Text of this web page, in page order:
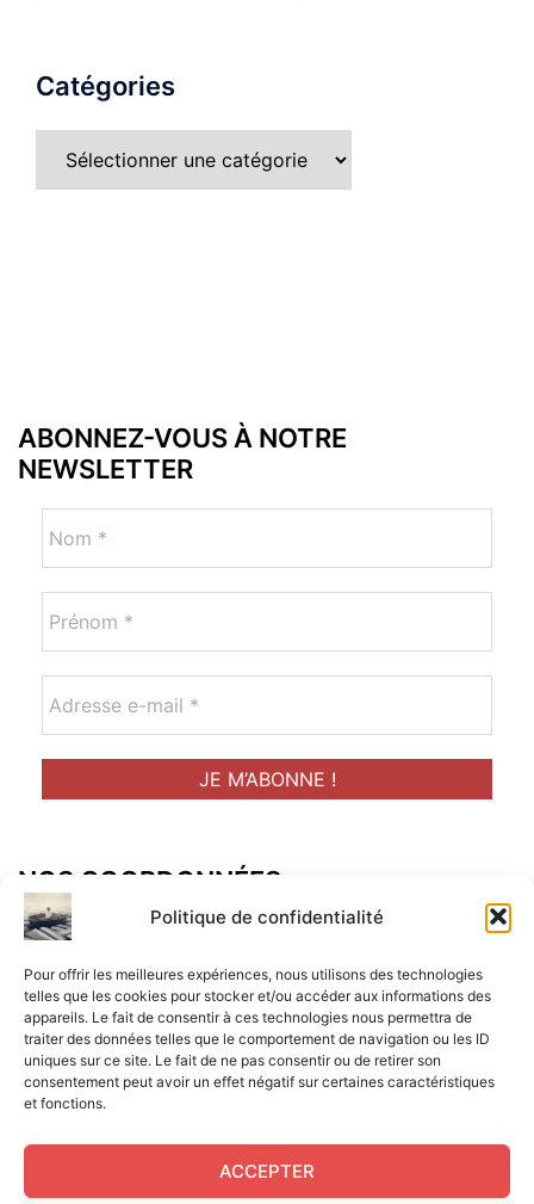
Politique de confidentialité
Pour offrir les meilleures expériences, nous utilisons des technologies
telles que les cookies pour stocker et/ou accéder aux informations des
appareils. Le fait de consentir à ces technologies nous permettra de
traiter des données telles que le comportement de navigation ou les ID
uniques sur ce site. Le fait de ne pas consentir ou de retirer son
consentement peut avoir un effet négatif sur certaines caractéristiques
et fonctions.
ACCEPTER
Catégories
ABONNEZ-VOUS À NOTRE
NEWSLETTER
NOS COORDONNÉES
Adresse postal :
ALCF
34 Rue René Brunen
33950 LEGE CAP-FERRET
Mail :
contact@aperitif-litteraire-cap-ferret.fr